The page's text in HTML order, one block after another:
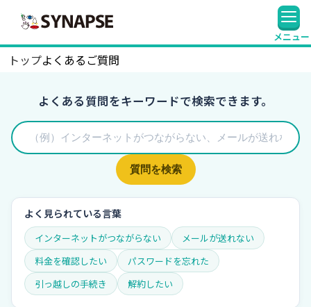
メニュー
トップよくあるご質問
よくある質問をキーワードで検索できます。
質問を検索
よく見られている言葉
インターネットがつながらない
メールが送れない
料金を確認したい
パスワードを忘れた
引っ越しの手続き
解約したい